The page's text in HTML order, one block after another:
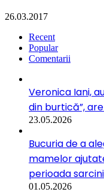
26.03.2017
Recent
Popular
Comentarii
Veronica Iani,
din burtică”,
23.05.2026
Bucuria de a
mamelor
perioada
01.05.2026